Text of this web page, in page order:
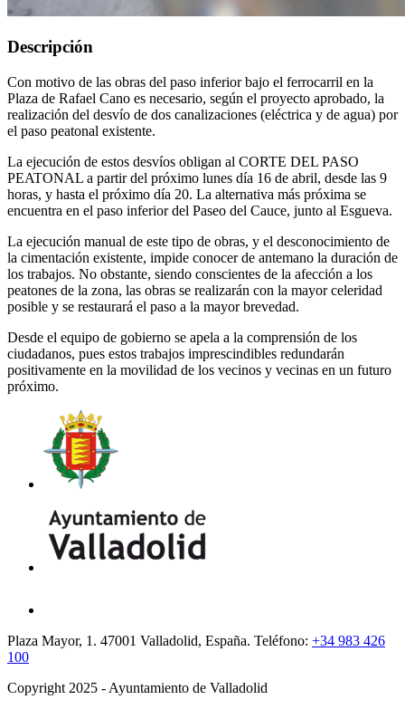
Descripción
Con motivo de las obras del paso inferior bajo el ferrocarril en la
Plaza de Rafael Cano es necesario, según el proyecto aprobado, la
realización del desvío de dos canalizaciones (eléctrica y de agua) por
el paso peatonal existente.
La ejecución de estos desvíos obligan al CORTE DEL PASO
PEATONAL a partir del próximo lunes día 16 de abril, desde las 9
horas, y hasta el próximo día 20. La alternativa más próxima se
encuentra en el paso inferior del Paseo del Cauce, junto al Esgueva.
La ejecución manual de este tipo de obras, y el desconocimiento de
la cimentación existente, impide conocer de antemano la duración de
los trabajos. No obstante, siendo conscientes de la afección a los
peatones de la zona, las obras se realizarán con la mayor celeridad
posible y se restaurará el paso a la mayor brevedad.
Desde el equipo de gobierno se apela a la comprensión de los
ciudadanos, pues estos trabajos imprescindibles redundarán
positivamente en la movilidad de los vecinos y vecinas en un futuro
próximo.
Plaza Mayor, 1. 47001 Valladolid, España. Teléfono: +34 983 426
100
Copyright 2025 - Ayuntamiento de Valladolid